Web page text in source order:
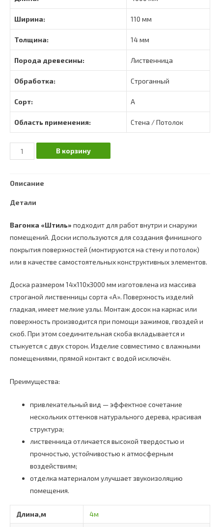
Ширина: 110 мм
Толщина: 14 мм
Порода древесины: Лиственница
Обработка: Строганный
Сорт: А
Область применения: Стена / Потолок
Количество
Вагонка
лиственница
4000х110х14
В корзину
Описание
Детали
Вагонка «Штиль» подходит для работ внутри и снаружи
помещений. Доски используются для создания финишного
покрытия поверхностей (монтируются на стену и потолок)
или в качестве самостоятельных конструктивных элементов.
Доска размером 14х110х3000 мм изготовлена из массива
строганой лиственницы сорта «А». Поверхность изделий
гладкая, имеет мелкие узлы. Монтаж досок на каркас или
поверхность производится при помощи зажимов, гвоздей и
скоб. При этом соединительная скоба вкладывается и
стыкуется с двух сторон. Изделие совместимо с влажными
помещениями, прямой контакт с водой исключён.
Преимущества:
привлекательный вид — эффектное сочетание
нескольких оттенков натурального дерева, красивая
структура;
лиственница отличается высокой твердостью и
прочностью, устойчивостью к атмосферным
воздействиям;
отделка материалом улучшает звукоизоляцию
помещения.
Длина,м 4м